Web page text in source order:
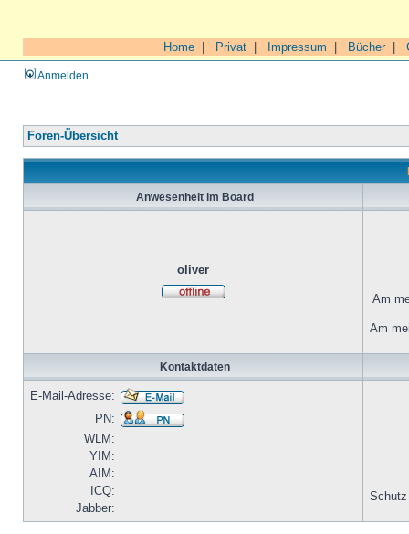
Home Privat Impressum Bücher|
Anmelden
Foren-Übersicht
Anwesenheit im Board
oliver
Am
Am
Kontaktdaten
E-Mail-Adresse:
PN:
WLM:
YIM:
AIM:
ICQ:
Jabber:
Schutz